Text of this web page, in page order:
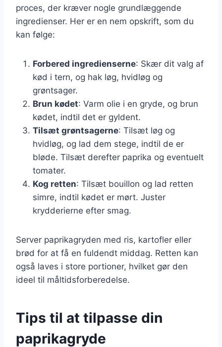
proces, der kræver nogle grundlæggende
ingredienser. Her er en nem opskrift, som du
kan følge:
Forbered ingredienserne: Skær dit valg af
kød i tern, og hak løg, hvidløg og
grøntsager.
Brun kødet: Varm olie i en gryde, og brun
kødet, indtil det er gyldent.
Tilsæt grøntsagerne: Tilsæt løg og
hvidløg, og lad dem stege, indtil de er
bløde. Tilsæt derefter paprika og eventuelt
tomater.
Kog retten: Tilsæt bouillon og lad retten
simre, indtil kødet er mørt. Juster
krydderierne efter smag.
Server paprikagryden med ris, kartofler eller
brød for at få en fuldendt middag. Retten kan
også laves i store portioner, hvilket gør den
ideel til måltidsforberedelse.
Tips til at tilpasse din
paprikagryde